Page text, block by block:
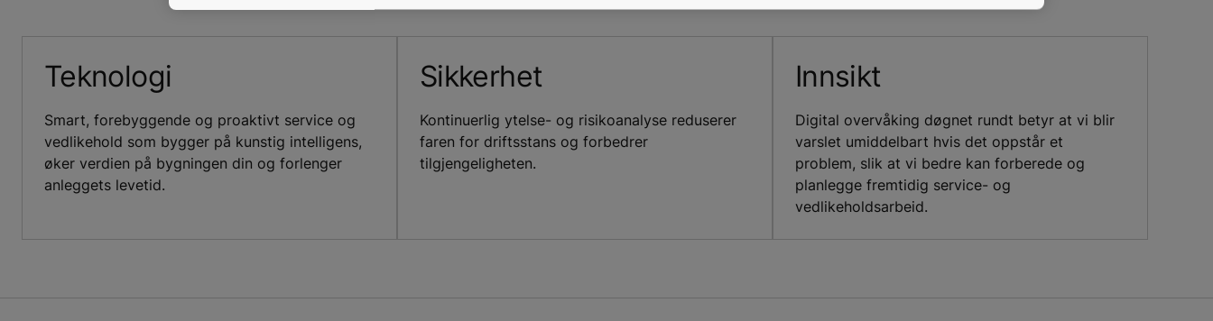
Teknologi
Smart, forebyggende og proaktivt service og
vedlikehold som bygger på kunstig intelligens,
øker verdien på bygningen din og forlenger
anleggets levetid.
Sikkerhet
Kontinuerlig ytelse- og risikoanalyse reduserer
faren for driftsstans og forbedrer
tilgjengeligheten.
Innsikt
Digital overvåking døgnet rundt betyr at vi blir
varslet umiddelbart hvis det oppstår et
problem, slik at vi bedre kan forberede og
planlegge fremtidig service- og
vedlikeholdsarbeid.